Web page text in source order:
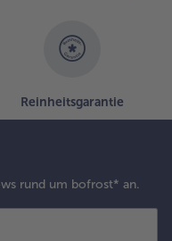
Reinheitsgarantie
rund um bofrost* an.